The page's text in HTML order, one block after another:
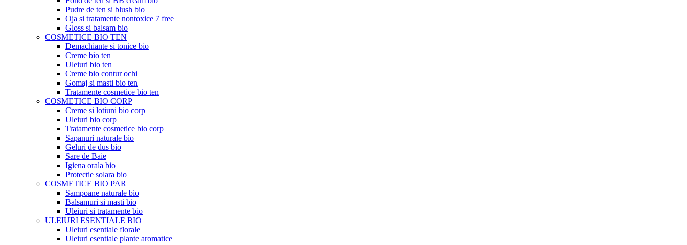
Pudre de ten si blush bio
Oja si tratamente nontoxice 7 free
Gloss si balsam bio
COSMETICE BIO TEN
Demachiante si tonice bio
Creme bio ten
Uleiuri bio ten
Creme bio contur ochi
Gomaj si masti bio ten
Tratamente cosmetice bio ten
COSMETICE BIO CORP
Creme si lotiuni bio corp
Uleiuri bio corp
Tratamente cosmetice bio corp
Sapanuri naturale bio
Geluri de dus bio
Sare de Baie
Igiena orala bio
Protectie solara bio
COSMETICE BIO PAR
Sampoane naturale bio
Balsamuri si masti bio
Uleiuri si tratamente bio
ULEIURI ESENTIALE BIO
Uleiuri esentiale florale
Uleiuri esentiale plante aromatice